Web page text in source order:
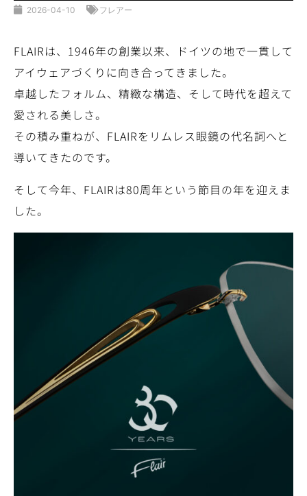
2026-04-10 フレアー
FLAIRは、1946年の創業以来、ドイツの地で一貫して
アイウェアづくりに向き合ってきました。
卓越したフォルム、精緻な構造、そして時代を超えて
愛される美しさ。
その積み重ねが、FLAIRをリムレス眼鏡の代名詞へと
導いてきたのです。
そして今年、FLAIRは80周年という節目の年を迎えま
した。